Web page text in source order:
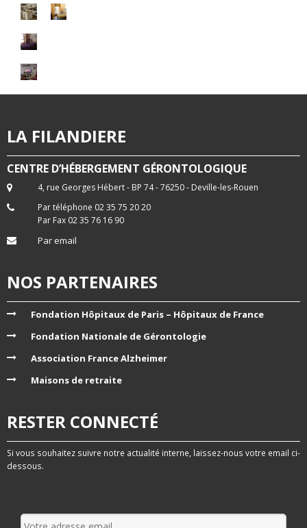
LA FILANDIERE
CENTRE D’HÉBERGEMENT GÉRONTOLOGIQUE
4, rue Georges Hébert - BP 74 - 76250 - Deville-les-Rouen
Par téléphone 02 35 75 20 20
Par Fax 02 35 76 16 90
Par email
NOS PARTENAIRES
Fondation Hôpitaux de Paris – Hôpitaux de France
Fondation Nationale de Gérontologie
Association France Alzheimer
Maisons de retraite
RESTER CONNECTÉ
Si vous souhaitez suivre notre actualité interne, laissez-nous votre email ci-
dessous.